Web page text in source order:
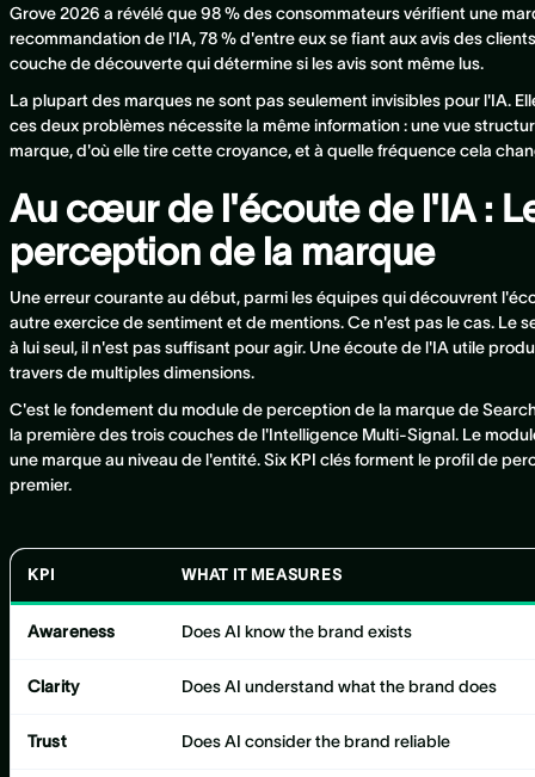
Grove 2026 a révélé que 98 % des consommateurs vérifient une
recommandation de l'IA, 78 % d'entre eux se fiant aux avis des
couche de découverte qui détermine si les avis sont même lus.
La plupart des marques ne sont pas seulement invisibles pour l'IA.
ces deux problèmes nécessite la même information : une vue
marque, d'où elle tire cette croyance, et à quelle fréquence cela
Au cœur de l'écoute de l'IA :
perception de la marque
Une erreur courante au début, parmi les équipes qui découvrent
autre exercice de sentiment et de mentions. Ce n'est pas le cas. Le
à lui seul, il n'est pas suffisant pour agir. Une écoute de l'IA utile
travers de multiples dimensions.
C'est le fondement du module de perception de la marque de
la première des trois couches de l'Intelligence Multi-Signal. Le
une marque au niveau de l'entité. Six KPI clés forment le profil de
premier.
KPI WHAT IT MEASURES
Awareness Does AI know the brand exists
Clarity Does AI understand what the brand does
Trust Does AI consider the brand reliable